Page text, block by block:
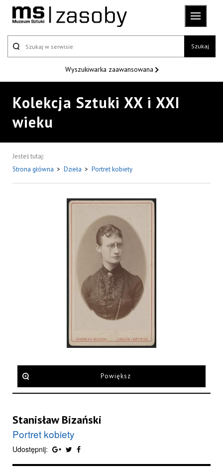
Szukaj
Wyszukiwarka zaawansowana
Kolekcja Sztuki XX i XXI
wieku
Jesteś tutaj:
Strona główna > Dzieła > Portret kobiety
Powiększ
Stanisław Bizański
Portret kobiety
Udostępnij: